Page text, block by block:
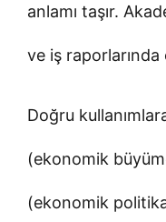
anlamı taşır.
ve iş
Doğru
(ekonomik
(ekonomik